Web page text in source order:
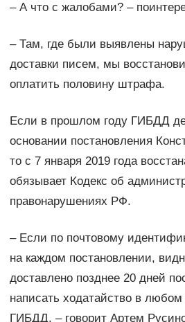
– А что с жалобами? –
– Там, где были выявлены
доставки писем, мы
оплатить половину штрафа.
Если в прошлом году ГИБДД
основании постановления
то с 7 января 2019 года
обязывает Кодекс об
правонарушениях РФ.
– Если по почтовому
на каждом постановлении,
доставлено позднее 20 дней
написать ходатайство в
ГИБДД, – говорит Артем